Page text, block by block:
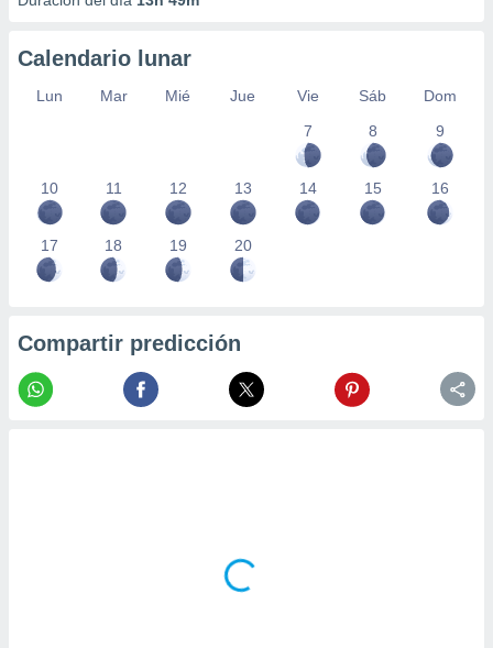
Calendario lunar
Lun Mar Mié Jue Vie Sáb
Dom
7
8 9
10 11 12 13 14 15 16
17 18 19 20
Compartir predicción